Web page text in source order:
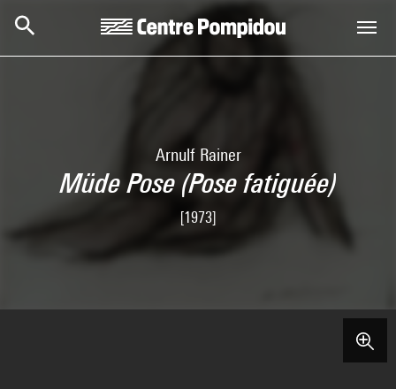
Arnulf Rainer
Müde Pose (Pose fatiguée)
[1973]